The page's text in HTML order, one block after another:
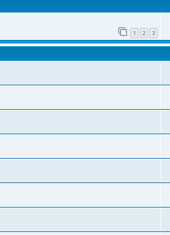
1 2 3